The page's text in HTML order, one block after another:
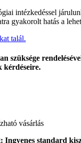
intézkedéssel
gyakorolt hatás a
talál.
szüksége
kérdéseire.
vásárlás
Ingyenes standard